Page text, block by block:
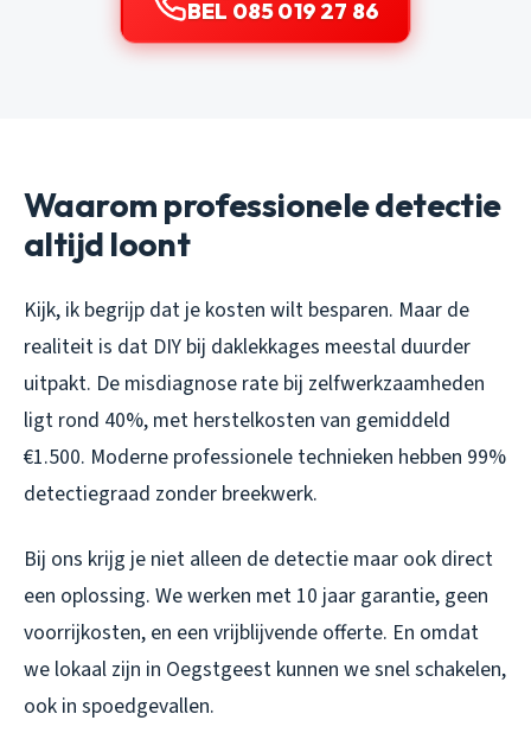
BEL 085 019 27 86
Waarom professionele detectie
altijd loont
Kijk, ik begrijp dat je kosten wilt besparen. Maar de
realiteit is dat DIY bij daklekkages meestal duurder
uitpakt. De misdiagnose rate bij zelfwerkzaamheden
ligt rond 40%, met herstelkosten van gemiddeld
€1.500. Moderne professionele technieken hebben 99%
detectiegraad zonder breekwerk.
Bij ons krijg je niet alleen de detectie maar ook direct
een oplossing. We werken met 10 jaar garantie, geen
voorrijkosten, en een vrijblijvende offerte. En omdat
we lokaal zijn in Oegstgeest kunnen we snel schakelen,
ook in spoedgevallen.